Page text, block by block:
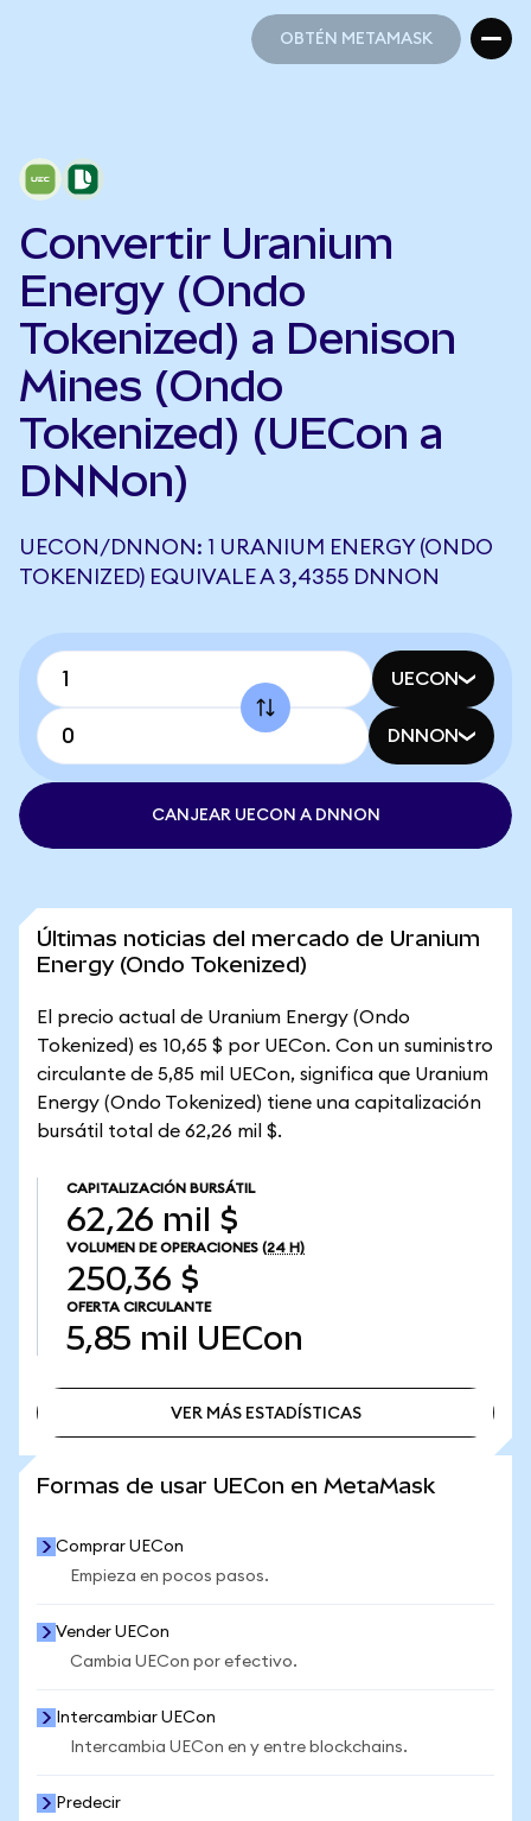
OBTÉN METAMASK
Convertir Uranium
Energy (Ondo
Tokenized) a Denison
Mines (Ondo
Tokenized) (UECon a
DNNon)
UECON/DNNON: 1 URANIUM ENERGY (ONDO
TOKENIZED) EQUIVALE A 3,4355 DNNON
UECON
DNNON
CANJEAR UECON A DNNON
Últimas noticias del mercado de Uranium
Energy (Ondo Tokenized)
El precio actual de Uranium Energy (Ondo
Tokenized) es 10,65 $ por UECon. Con un suministro
circulante de 5,85 mil UECon, significa que Uranium
Energy (Ondo Tokenized) tiene una capitalización
bursátil total de 62,26 mil $.
CAPITALIZACIÓN BURSÁTIL
62,26 mil $
VOLUMEN DE OPERACIONES (24 H)
250,36 $
OFERTA CIRCULANTE
5,85 mil UECon
VER MÁS ESTADÍSTICAS
Formas de usar UECon en MetaMask
Comprar UECon
Empieza en pocos pasos.
Vender UECon
Cambia UECon por efectivo.
Intercambiar UECon
Intercambia UECon en y entre blockchains.
Predecir